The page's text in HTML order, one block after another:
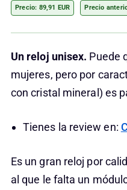
Precio: 89,91 EUR Precio
Un reloj unisex. Puede
mujeres, pero por
con cristal mineral) es
Tienes la review en:
Es un gran reloj por
al que le falta un